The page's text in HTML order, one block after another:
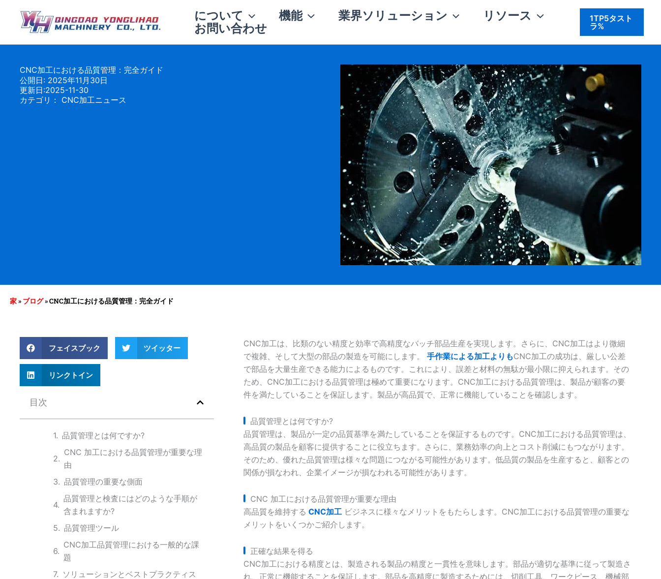
ス
について 機能 業界ソリューション
リソース
お問い合わせ
1TP5タスト
ラ%
CNC加工における品質管理：完全ガイド
公開日: 2025年11月30日
更新日:2025-11-30
カテゴリ： CNC加工ニュース
家» ブログ»CNC加工における品質管理：完全ガイド
フェイスブック ツイッター
リンクトイン
目次
品質管理とは何ですか?
CNC 加工における品質管理が重要な理
由
品質管理の重要な側面
品質管理と検査にはどのような手順が
含まれますか?
品質管理ツール
CNC加工品質管理における一般的な課
題
ソリューションとベストプラクティス
CNC加工は、比類のない精度と効率で高精度なバッチ部品生産を実現します。さらに、CNC加工はより微細
で複雑、そして大型の部品の製造を可能にします。 手作業による加工よりもCNC加工の成功は、厳しい公差
で部品を大量生産できる能力によるものです。これにより、誤差と材料の無駄が最小限に抑えられます。その
ため、CNC加工における品質管理は極めて重要になります。CNC加工における品質管理は、製品が顧客の要
件を満たしていることを保証します。製品が高品質で、正常に機能していることを確認します。
品質管理とは何ですか?
品質管理は、製品が一定の品質基準を満たしていることを保証するものです。CNC加工における品質管理は、
高品質の製品を顧客に提供することに役立ちます。さらに、業務効率の向上とコスト削減にもつながります。
そのため、優れた品質管理は様々な問題につながる可能性があります。低品質の製品を生産すると、顧客との
関係が損なわれ、企業イメージが損なわれる可能性があります。
CNC 加工における品質管理が重要な理由
高品質を維持する CNC加工ビジネスに様々なメリットをもたらします。CNC加工における品質管理の重要な
メリットをいくつかご紹介します。
正確な結果を得る
CNC加工における精度とは、製造される製品の精度と一貫性を意味します。部品が適切な基準に従って製造さ
れ、正常に機能することを保証します。部品を高精度に製造するためには、切削工具、ワークピース、機械部